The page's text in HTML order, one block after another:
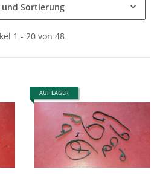
und Sortierung
1 - 20 von 48
AUF LAGER